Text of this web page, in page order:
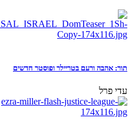
תור: אהבה ורעם בטריילר ופוסטר חדשים
עדי פרל